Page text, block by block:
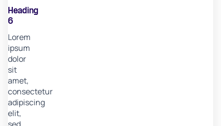
Heading
6
Lorem
ipsum
dolor
sit
amet,
consectetur
adipiscing
elit,